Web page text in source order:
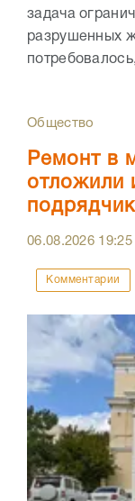
задача
разрушенных
Общество
Ремонт в
отложили
06.08.2026 19:25
Комментарии